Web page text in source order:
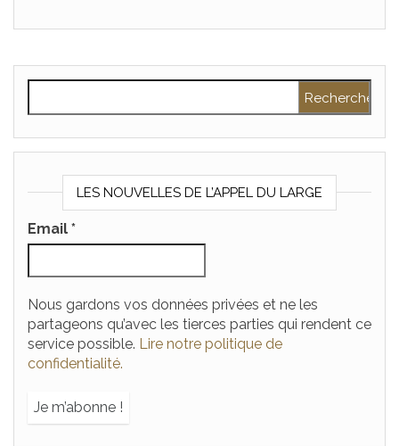
LES NOUVELLES DE L’APPEL DU LARGE
Email *
Nous gardons vos données privées et ne les
partageons qu’avec les tierces parties qui rendent ce
service possible. Lire notre politique de
confidentialité.